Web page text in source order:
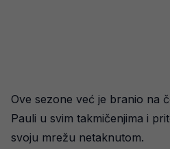
Ove sezone već je branio na
Pauli u svim takmičenjima i
svoju mrežu netaknutom.